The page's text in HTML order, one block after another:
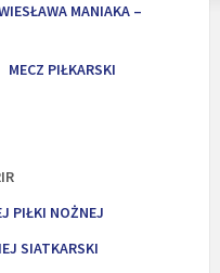
MANIAKA –
MECZ PIŁKARSKI
PIŁKI NOŻNEJ
SIATKARSKI